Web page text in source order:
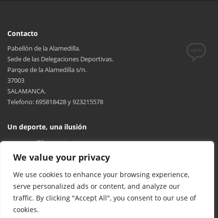
We value your privacy
We use cookies to enhance your browsing experience,
serve personalized ads or content, and analyze our
traffic. By clicking "Accept All", you consent to our use of
cookies.
MASCULINO)
– ACEITE FERGUS BALOPAL (INFANTIL
Contacto
Pabellón de la Alamedilla.
Sede de las Delegaciones Deportivas.
Parque de la Alamedilla s/n.
37003
SALAMANCA.
Telefono: 695818428 y 923215578
Un deporte, una ilusión